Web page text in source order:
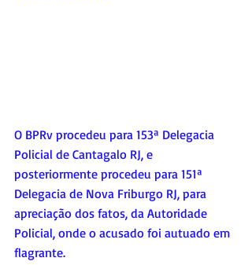
O BPRv procedeu para 153ª Delegacia
Policial de Cantagalo RJ, e
posteriormente procedeu para 151ª
Delegacia de Nova Friburgo RJ, para
apreciação dos fatos, da Autoridade
Policial, onde o acusado foi autuado em
flagrante.